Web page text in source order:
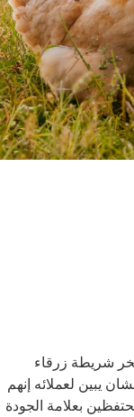
شريطة زرقاء
يبين لعملائه إنهم
بعلامة الجودة